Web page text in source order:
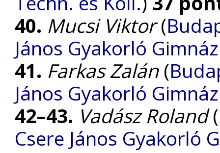
40. Mucsi Viktor(
János Gyakorló
41. Farkas Zalán(
János Gyakorló
42–43. Vadász Roland(
Csere János Gyakorló